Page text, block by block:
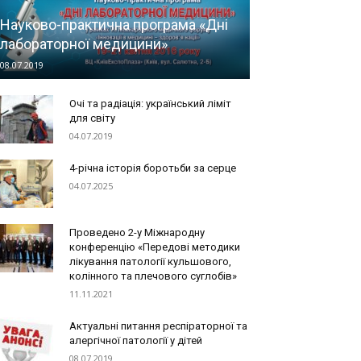
Науково-практична програма «Дні
лабораторної медицини»
08.07.2019
Очi та радiацiя: український ліміт
для світу
04.07.2019
4-річна історія боротьби за серце
04.07.2025
Проведено 2-у Міжнародну
конференцію «Передові методики
лікування патології кульшового,
колінного та плечового суглобів»
11.11.2021
Актуальні питання респіраторної та
алергічної патології у дітей
08.07.2019